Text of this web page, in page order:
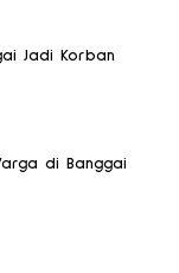
Jadi Korban
di Banggai